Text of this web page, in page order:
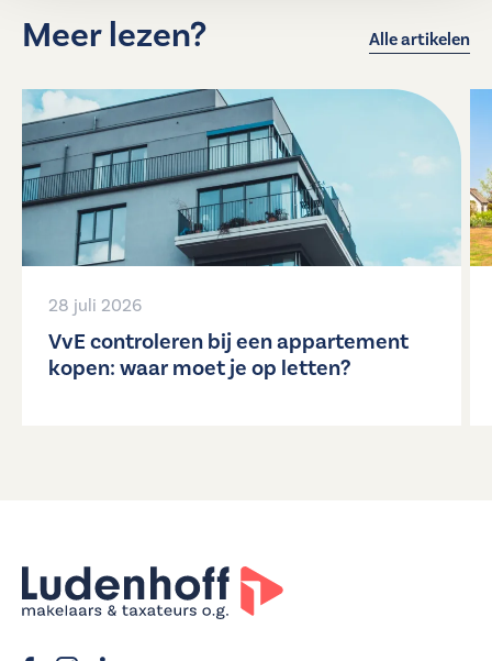
Meer lezen? Alle artikelen
28 juli 2026
VvE controleren bij een appartement
kopen: waar moet je op letten?